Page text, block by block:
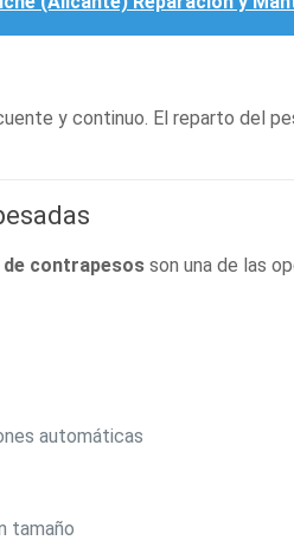
y continuo. El reparto del
contrapesos son una de las
automáticas
tamaño